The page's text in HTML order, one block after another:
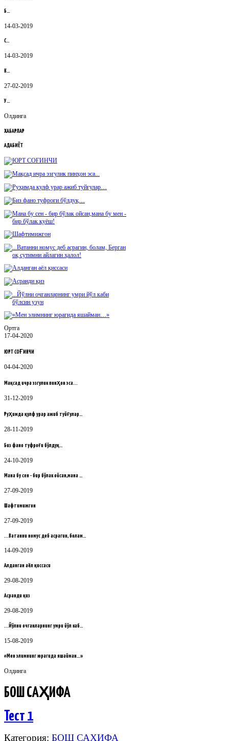
Б…
14-03-2019
С…
14-03-2019
К…
27-02-2019
У…
Олдинга
ХАБАРЛАР
АДАБИЁТ
Ортга
17-04-2020
ЮРТ СОҒИНЧИ
04-04-2020
Мақсад ичра эзгулик пинҳон эса...
31-12-2019
Руҳимда қулф урар ажиб туйғулар…
28-11-2019
Биз фано туфроғи бўлдуқ…
24-10-2019
Мана бу сен - бир бўлак ойсан,мана …
27-09-2019
Шафтимижгон
27-09-2019
...Ватанни номус деб асрагин, болам…
14-09-2019
Алданган аёл қиссаси
29-08-2019
Асранди қиз
29-08-2019
...Йўлни очганларнинг умри йўл каб…
15-08-2019
«Мен элимнинг юрагида яшайман…»
Олдинга
БОШ САҲИФА
Тест 1
Категория: БОШ САҲИФА